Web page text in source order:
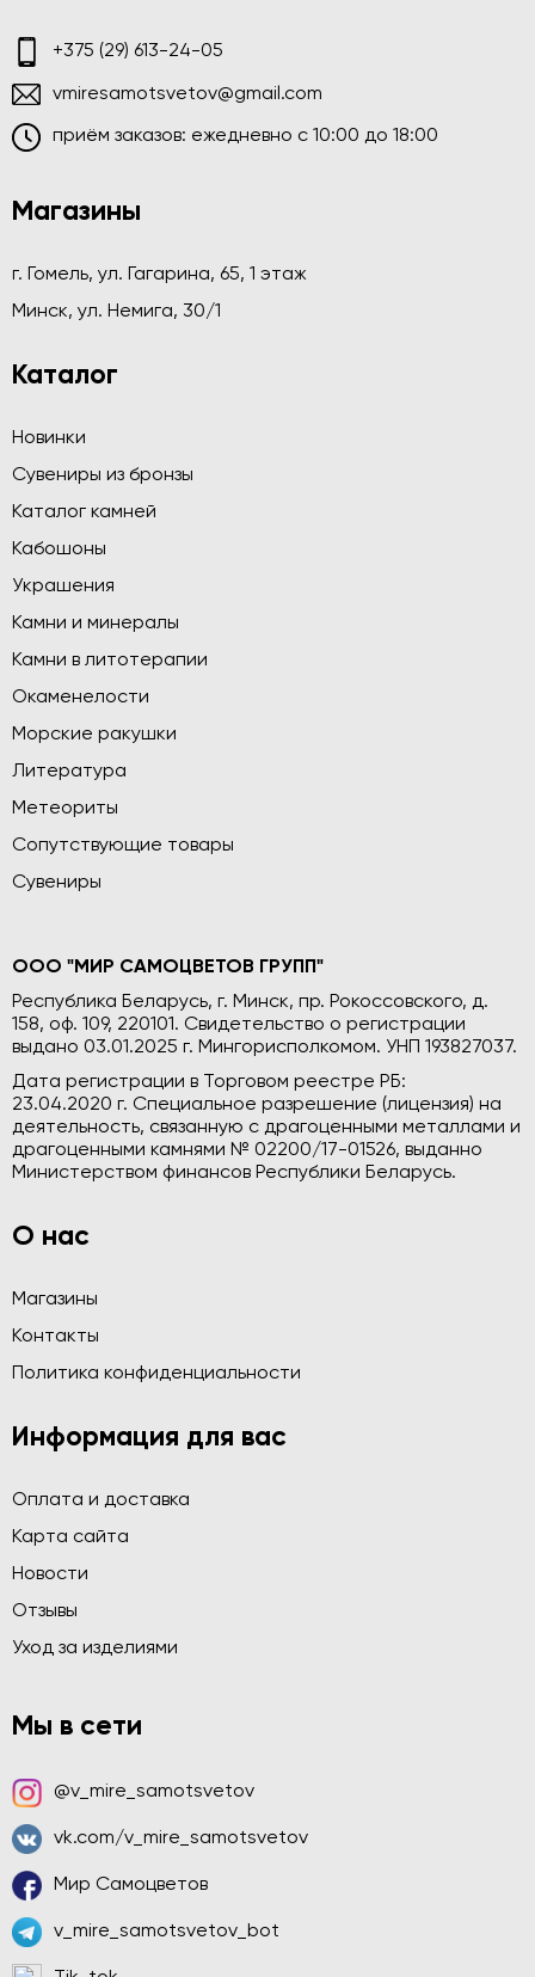
+375 (29) 613-24-05
vmiresamotsvetov@gmail.com
приём заказов: ежедневно c 10:00 до 18:00
Магазины
г. Гомель, ул. Гагарина, 65, 1 этаж
Минск, ул. Немига, 30/1
Каталог
Новинки
Сувениры из бронзы
Каталог камней
Кабошоны
Украшения
Камни и минералы
Камни в литотерапии
Окаменелости
Морские ракушки
Литература
Метеориты
Сопутствующие товары
Сувениры
ООО "МИР САМОЦВЕТОВ ГРУПП"
Республика Беларусь, г. Минск, пр. Рокоссовского, д.
158, оф. 109, 220101. Свидетельство о регистрации
выдано 03.01.2025 г. Мингорисполкомом. УНП 193827037.
Дата регистрации в Торговом реестре РБ:
23.04.2020 г. Специальное разрешение (лицензия) на
деятельность, связанную с драгоценными металлами и
драгоценными камнями № 02200/17-01526, выданно
Министерством финансов Республики Беларусь.
О нас
Магазины
Контакты
Политика конфиденциальности
Информация для вас
Оплата и доставка
Карта сайта
Новости
Отзывы
Уход за изделиями
Мы в сети
@v_mire_samotsvetov
vk.com/v_mire_samotsvetov
Мир Самоцветов
v_mire_samotsvetov_bot